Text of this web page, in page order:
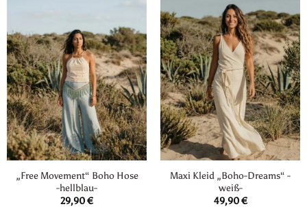
„Free Movement“ Boho Hose
-hellblau-
29,90€
Maxi Kleid „Boho-Dreams“ -
weiß-
49,90€